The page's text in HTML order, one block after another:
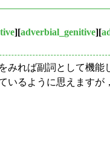
][adverbial_genitive][
みれば副詞として機能
るように思えます